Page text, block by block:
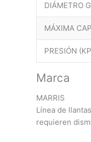
DIÁMETRO
MÁXIMA
PRESIÓN
Marca
MARRIS
Línea de
requieren